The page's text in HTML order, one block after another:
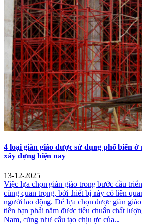
4 loại giàn giáo được sử dụng phổ biến ở
xây dựng hiện nay
13-12-2025
Việc lựa chọn giàn giáo trong bước đầu
cùng quan trọng, bởi thiết bị này có liên
người lao động. Để lựa chọn được giàn
tiên bạn phải nắm được tiêu chuẩn chất
Nam, cũng như cấu tạo chịu ực của...